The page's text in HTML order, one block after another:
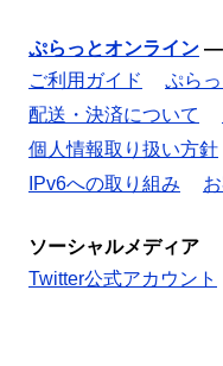
ぷらっとオンライン —
ご利用ガイド
ぷら
配送・決済について
個人情報取り扱い方針
IPv6への取り組み
ソーシャルメディア
Twitter公式アカウント